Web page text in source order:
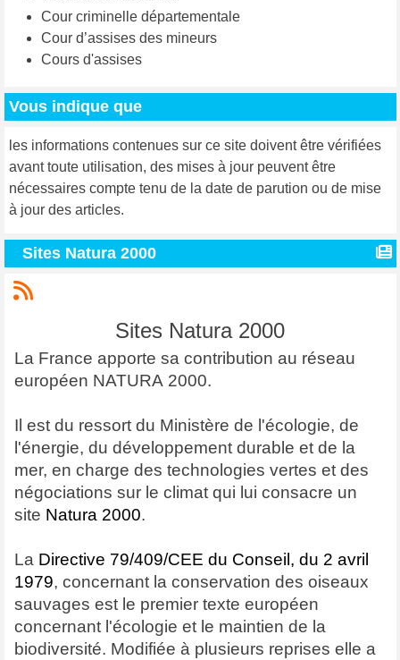
Cour criminelle départementale
Cour d’assises des mineurs
Cours d'assises
Vous indique que
les informations contenues sur ce site doivent être vérifiées
avant toute utilisation, des mises à jour peuvent être
nécessaires compte tenu de la date de parution ou de mise
à jour des articles.
Sites Natura 2000
Sites Natura 2000
La France apporte sa contribution au réseau
européen NATURA 2000.
Il est du ressort du Ministère de l'écologie, de
l'énergie, du développement durable et de la
mer, en charge des technologies vertes et des
négociations sur le climat qui lui consacre un
site Natura 2000.
La Directive 79/409/CEE du Conseil, du 2 avril
1979, concernant la conservation des oiseaux
sauvages est le premier texte européen
concernant l'écologie et le maintien de la
biodiversité. Modifiée à plusieurs reprises elle a